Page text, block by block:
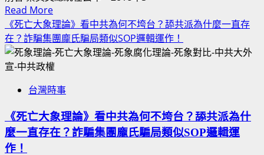
行
之
旅
2017
陽
光
男
孩
小
鮮
肉
SHAWN
LOONG
比
Read MoreRead
more
about
外
國
來
旅
遊
《死亡大象理論》看中共為何不垮台？舔共派為什麼一直存
在？詐騙集團龐氏騙局類似SOP邏輯運作！
台灣時事
《死亡大象理論》看中共為何不垮台？舔共派為什
麼一直存在？詐騙集團龐氏騙局類似SOP邏輯運
作！